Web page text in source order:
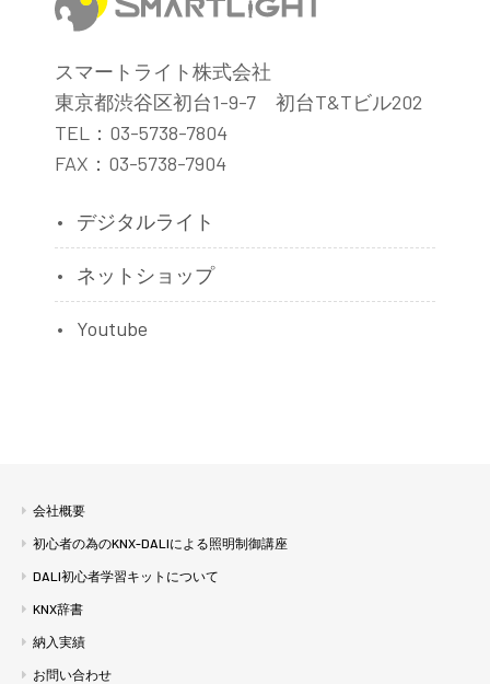
スマートライト株式会社
東京都渋谷区初台1-9-7 初台T&Tビル202
TEL：03-5738-7804
FAX：03-5738-7904
デジタルライト
ネットショップ
Youtube
会社概要
初心者の為のKNX-DALIによる照明制御講座
DALI初心者学習キットについて
KNX辞書
納入実績
お問い合わせ